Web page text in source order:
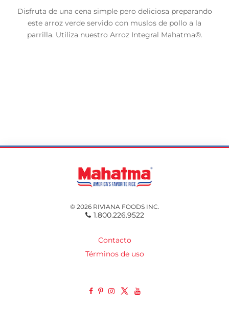
Disfruta de una cena simple pero deliciosa preparando
este arroz verde servido con muslos de pollo a la
parrilla. Utiliza nuestro Arroz Integral Mahatma®.
© 2026 RIVIANA FOODS INC.
1.800.226.9522
Contacto
Términos de uso